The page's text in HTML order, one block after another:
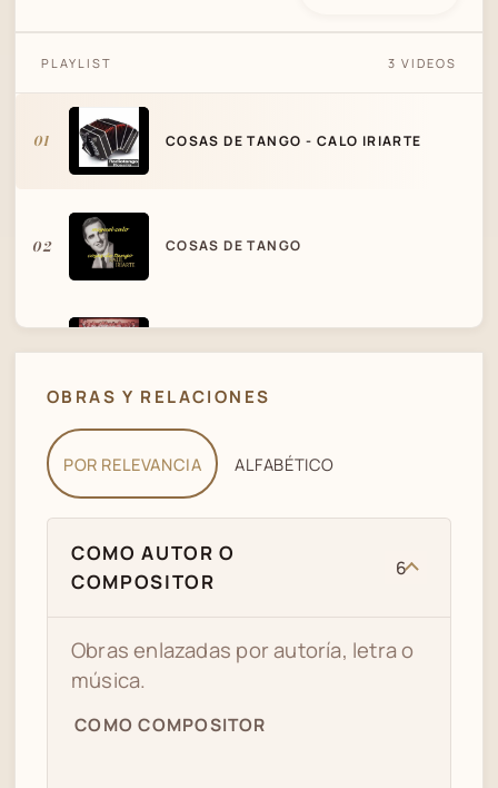
COSAS DE TANGO - CALO IRIARTE
PLAYLIST 3 VIDEOS
01 COSAS DE TANGO - CALO IRIARTE
02 COSAS DE TANGO
03 SON COSAS MIAS.-ANGELIS-MANCINI.
OBRAS Y RELACIONES
POR RELEVANCIA ALFABÉTICO
COMO AUTOR O
COMPOSITOR
6
Obras enlazadas por autoría, letra o
música.
COMO COMPOSITOR